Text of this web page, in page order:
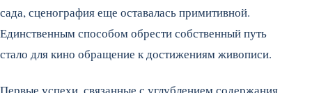
сада, сценография еще оставалась примитивной.
Единственным способом обрести собственный путь
стало для кино обращение к достижениям живописи.